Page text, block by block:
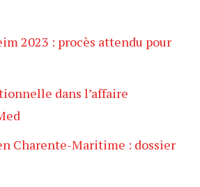
2023 : procès attendu pour
dans l’affaire
Charente-Maritime : dossier